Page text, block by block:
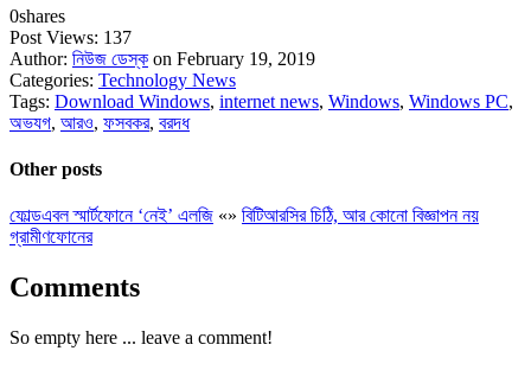
0shares
Post Views: 137
Author: নিউজ ডেস্ক on February 19, 2019
Categories: Technology News
Tags: Download Windows, internet news, Windows, Windows PC,
অভযগ, আরও, ফসবকর, বরদধ
Other posts
ফোল্ডএবল স্মার্টফোনে ‘নেই’ এলজি «» বিটিআরসির চিঠি, আর কোনো বিজ্ঞাপন নয়
গ্রামীণফোনের
Comments
So empty here ... leave a comment!